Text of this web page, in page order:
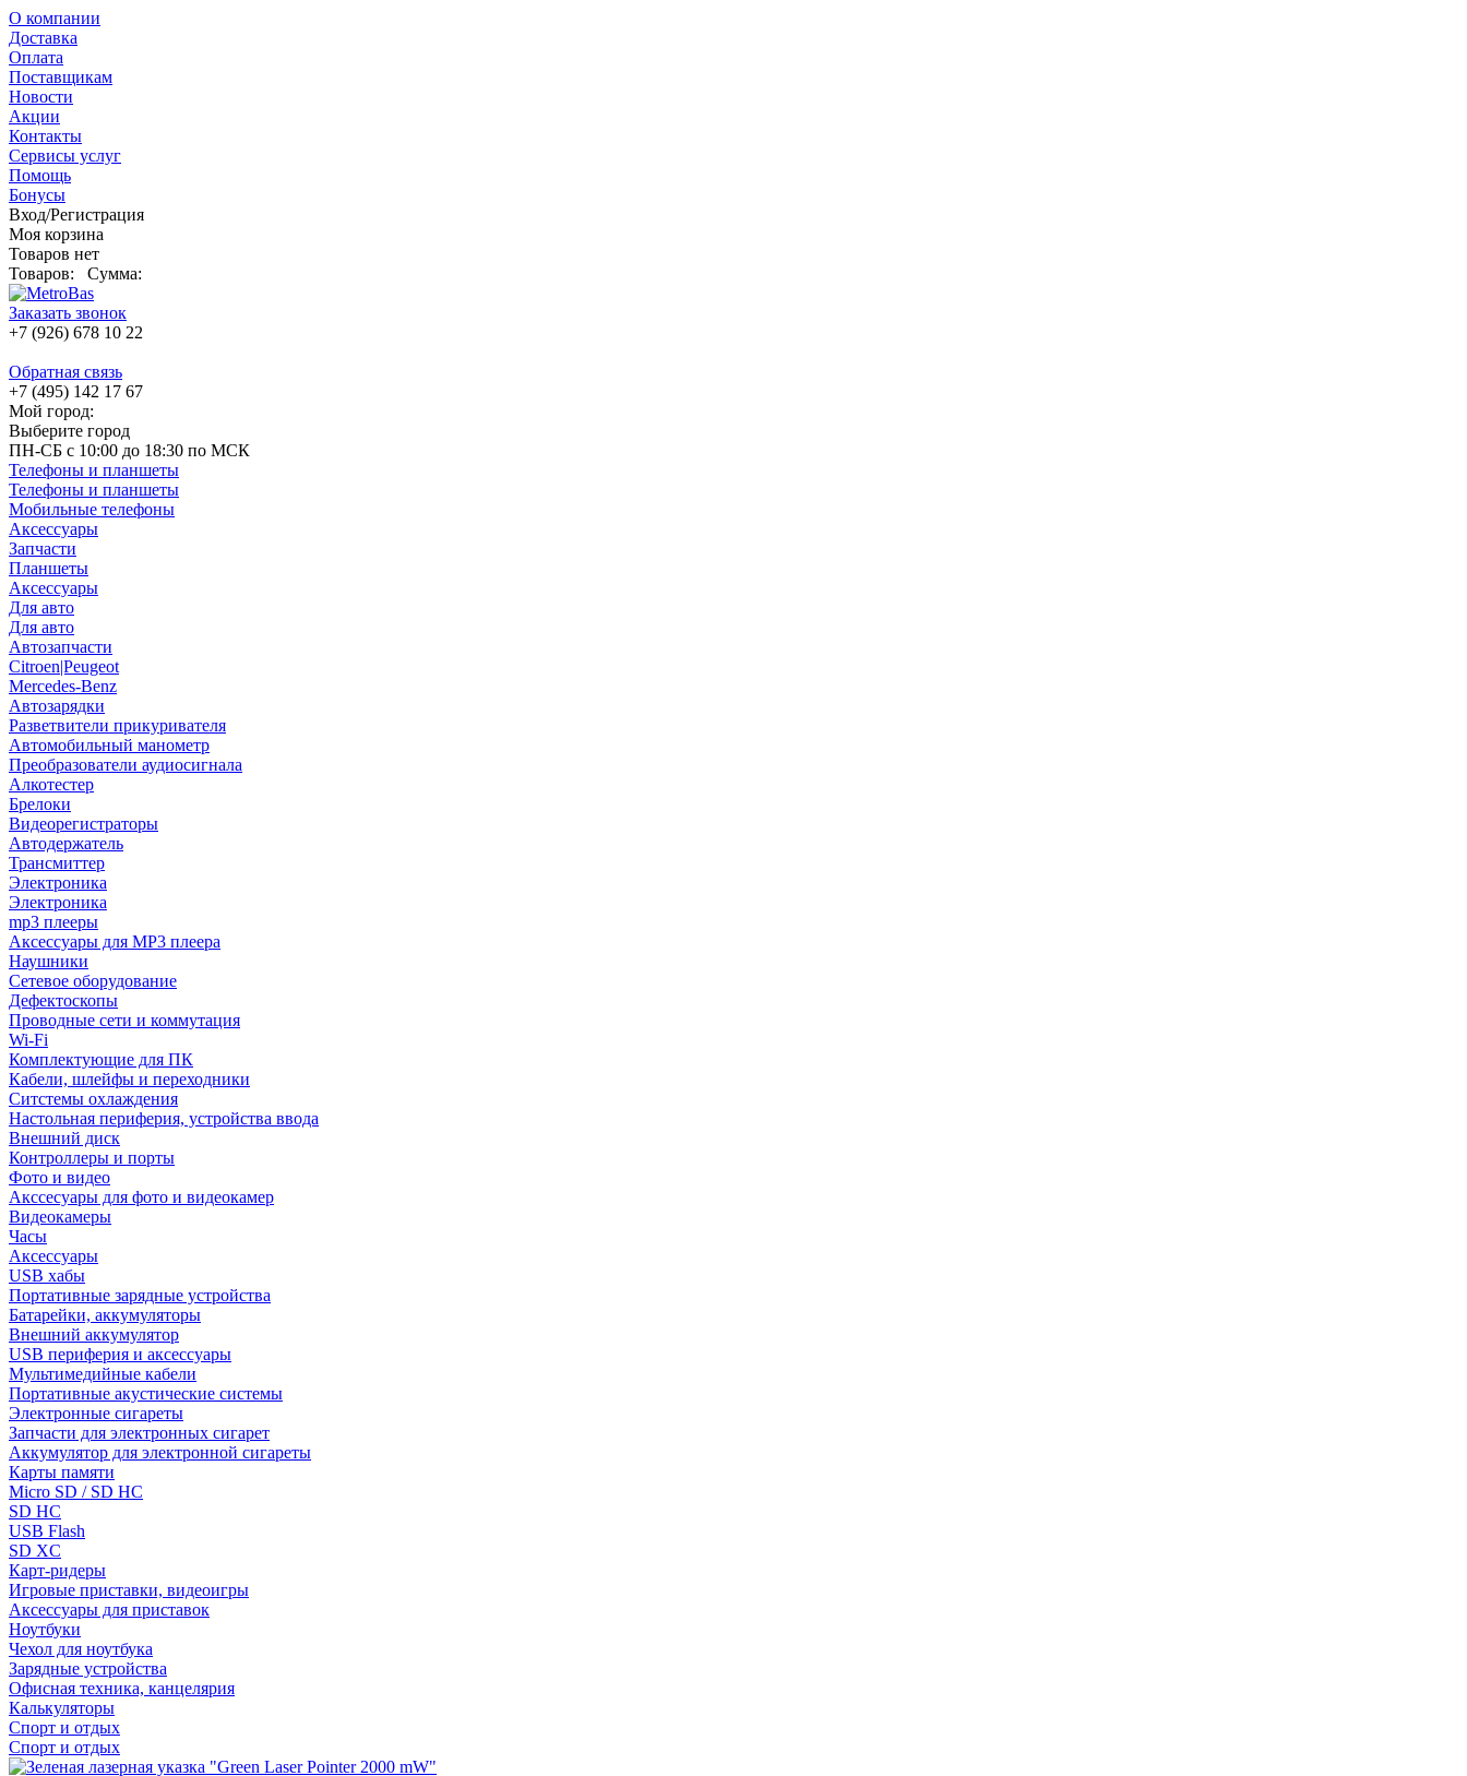
О компании
Доставка
Оплата
Поставщикам
Новости
Акции
Контакты
Сервисы услуг
Помощь
Бонусы
Вход/Регистрация
Моя корзина
Товаров нет
Товаров:
Сумма:
Заказать звонок
+7 (926) 678 10 22
Обратная связь
+7 (495) 142 17 67
Мой город:
Выберите город
ПН-СБ с 10:00 до 18:30 по МСК
Телефоны и планшеты
Телефоны и планшеты
Мобильные телефоны
Аксессуары
Запчасти
Планшеты
Аксессуары
Для авто
Для авто
Автозапчасти
Citroen|Peugeot
Mercedes-Benz
Автозарядки
Разветвители прикуривателя
Автомобильный манометр
Преобразователи аудиосигнала
Алкотестер
Брелоки
Видеорегистраторы
Автодержатель
Трансмиттер
Электроника
Электроника
mp3 плееры
Аксессуары для MP3 плеера
Наушники
Сетевое оборудование
Дефектоскопы
Проводные сети и коммутация
Wi-Fi
Комплектующие для ПК
Кабели, шлейфы и переходники
Ситстемы охлаждения
Настольная периферия, устройства ввода
Внешний диск
Контроллеры и порты
Фото и видео
Акссесуары для фото и видеокамер
Видеокамеры
Часы
Аксессуары
USB хабы
Портативные зарядные устройства
Батарейки, аккумуляторы
Внешний аккумулятор
USB периферия и аксессуары
Мультимедийные кабели
Портативные акустические системы
Электронные сигареты
Запчасти для электронных сигарет
Аккумулятор для электронной сигареты
Карты памяти
Micro SD / SD HC
SD HC
USB Flash
SD XC
Карт-ридеры
Игровые приставки, видеоигры
Аксессуары для приставок
Ноутбуки
Чехол для ноутбука
Зарядные устройства
Офисная техника, канцелярия
Калькуляторы
Спорт и отдых
Спорт и отдых